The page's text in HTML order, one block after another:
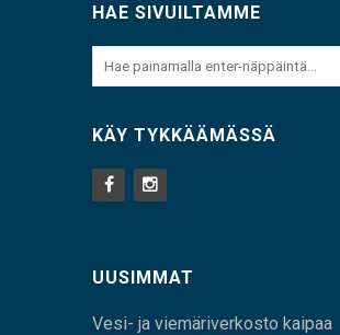
HAE SIVUILTAMME
KÄY TYKKÄÄMÄSSÄ
UUSIMMAT
Vesi- ja viemäriverkosto kaipaa